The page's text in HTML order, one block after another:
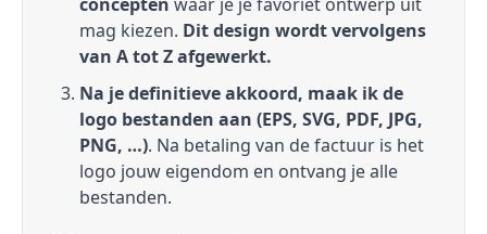
mag kiezen. Dit design wordt vervolgens
van A tot Z afgewerkt.
Na je definitieve akkoord, maak ik de
logo bestanden aan (EPS, SVG, PDF, JPG,
PNG, …). Na betaling van de factuur is het
logo jouw eigendom en ontvang je alle
bestanden.